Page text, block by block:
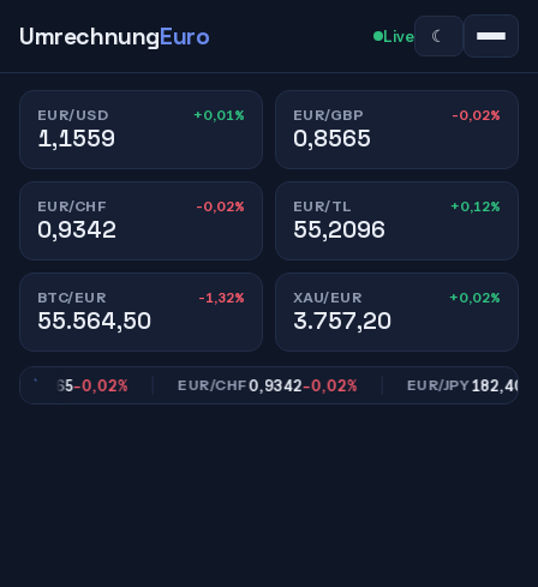
UmrechnungEuro Live ☾
EUR/USD +0,01%
1,1559
EUR/GBP -0,02%
0,8565
EUR/CHF -0,02%
0,9342
EUR/TL +0,12%
55,2096
BTC/EUR -1,32%
55.564,50
XAU/EUR +0,02%
3.757,20
-0,02% EUR/CHF0,9342-0,02% EUR/JPY182,40